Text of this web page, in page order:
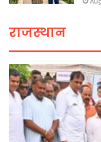
राजस्थान